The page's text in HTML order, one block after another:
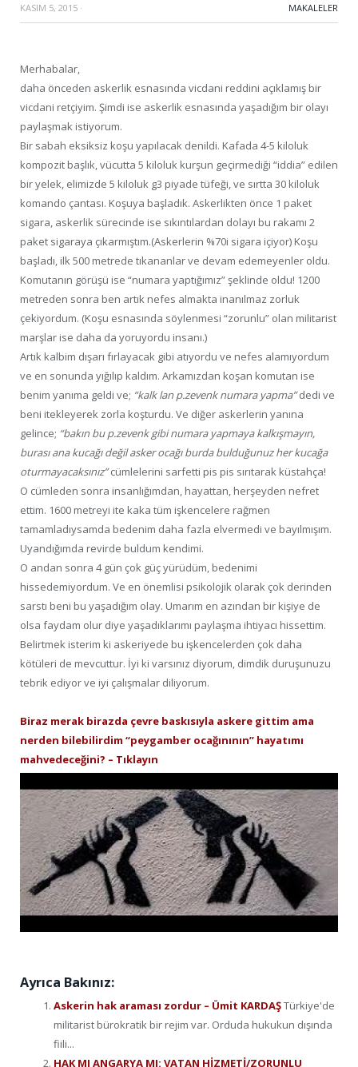
KASIM 5, 2015 · MAKALELER
Merhabalar,
daha önceden askerlik esnasında vicdani reddini açıklamış bir
vicdani retçiyim. Şimdi ise askerlik esnasında yaşadığım bir olayı
paylaşmak istiyorum.
Bir sabah eksiksiz koşu yapılacak denildi. Kafada 4-5 kiloluk
kompozit başlık, vücutta 5 kiloluk kurşun geçirmediği “iddia” edilen
bir yelek, elimizde 5 kiloluk g3 piyade tüfeği, ve sırtta 30 kiloluk
komando çantası. Koşuya başladık. Askerlikten önce 1 paket
sigara, askerlik sürecinde ise sıkıntılardan dolayı bu rakamı 2
paket sigaraya çıkarmıştım.(Askerlerin %70i sigara içiyor) Koşu
başladı, ilk 500 metrede tıkananlar ve devam edemeyenler oldu.
Komutanın görüşü ise “numara yaptığımız” şeklinde oldu! 1200
metreden sonra ben artık nefes almakta inanılmaz zorluk
çekiyordum. (Koşu esnasında söylenmesi “zorunlu” olan militarist
marşlar ise daha da yoruyordu insanı.)
Artık kalbim dışarı fırlayacak gibi atıyordu ve nefes alamıyordum
ve en sonunda yığılıp kaldım. Arkamızdan koşan komutan ise
benim yanıma geldi ve; “kalk lan p.zevenk numara yapma”dedi ve
beni itekleyerek zorla koşturdu. Ve diğer askerlerin yanına
gelince; “bakın bu p.zevenk gibi numara yapmaya kalkışmayın,
burası ana kucağı değil asker ocağı burda bulduğunuz her kucağa
oturmayacaksınız”cümlelerini sarfetti pis pis sırıtarak küstahça!
O cümleden sonra insanlığımdan, hayattan, herşeyden nefret
ettim. 1600 metreyi ite kaka tüm işkencelere rağmen
tamamladıysamda bedenim daha fazla elvermedi ve bayılmışım.
Uyandığımda revirde buldum kendimi.
O andan sonra 4 gün çok güç yürüdüm, bedenimi
hissedemiyordum. Ve en önemlisi psikolojik olarak çok derinden
sarstı beni bu yaşadığım olay. Umarım en azından bir kişiye de
olsa faydam olur diye yaşadıklarımı paylaşma ihtiyacı hissettim.
Belirtmek isterim ki askeriyede bu işkencelerden çok daha
kötüleri de mevcuttur. İyi ki varsınız diyorum, dimdik duruşunuzu
tebrik ediyor ve iyi çalışmalar diliyorum.
Biraz merak birazda çevre baskısıyla askere gittim ama
nerden bilebilirdim “peygamber ocağınının” hayatımı
mahvedeceğini? – Tıklayın
Ayrıca Bakınız:
Askerin hak araması zordur – Ümit KARDAŞTürkiye'de
militarist bürokratik bir rejim var. Orduda hukukun dışında
fiili...
HAK MI ANGARYA MI: VATAN HİZMETİ/ZORUNLU